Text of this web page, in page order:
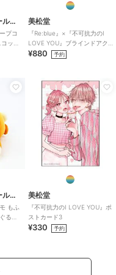
パーフェクト・ワールド・トーキョー
プコ
ット
美松堂
『Re:blue』×『不可抗力のI
LOVE YOU』ブラインドアク
リルキーホルダー（全6種）
¥880 予約
パーフェクト・ワールド・トーキョー
もふ
るみ
美松堂
『不可抗力のI LOVE YOU』ポ
ストカード3
¥330 予約